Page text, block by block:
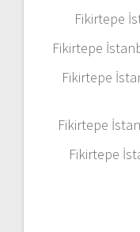
Fikirtepe
Fikirtepe
Fikirtepe
Fikirtepe
Fikirtepe